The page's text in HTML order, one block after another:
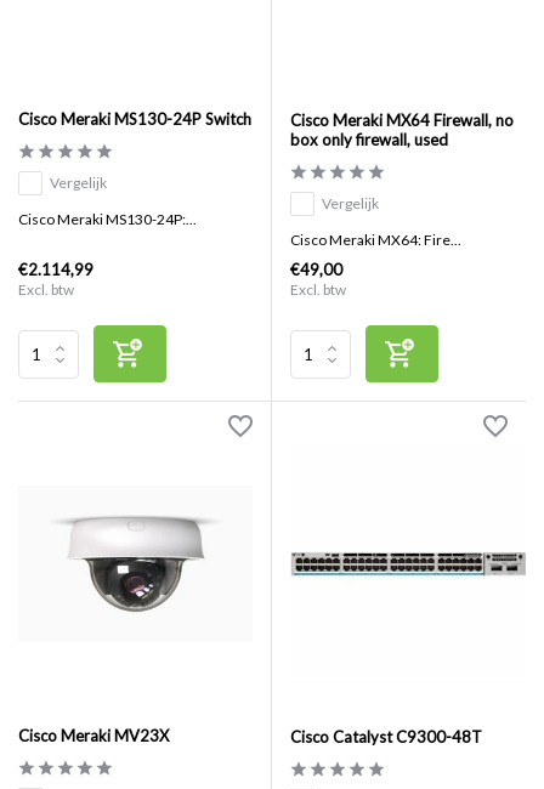
Cisco Meraki MS130-24P Switch
Vergelijk
Cisco Meraki MS130-24P:...
€2.114,99
Excl. btw
Cisco Meraki MX64 Firewall, no
box only firewall, used
Vergelijk
Cisco Meraki MX64: Fire...
€49,00
Excl. btw
Cisco Meraki MV23X Cisco Catalyst C9300-48T